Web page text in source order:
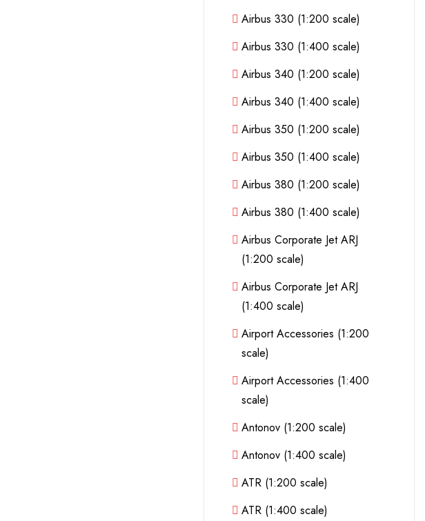
Airbus 330 (1:200 scale)
Airbus 330 (1:400 scale)
Airbus 340 (1:200 scale)
Airbus 340 (1:400 scale)
Airbus 350 (1:200 scale)
Airbus 350 (1:400 scale)
Airbus 380 (1:200 scale)
Airbus 380 (1:400 scale)
Airbus Corporate Jet ARJ
(1:200 scale)
Airbus Corporate Jet ARJ
(1:400 scale)
Airport Accessories (1:200
scale)
Airport Accessories (1:400
scale)
Antonov (1:200 scale)
Antonov (1:400 scale)
ATR (1:200 scale)
ATR (1:400 scale)